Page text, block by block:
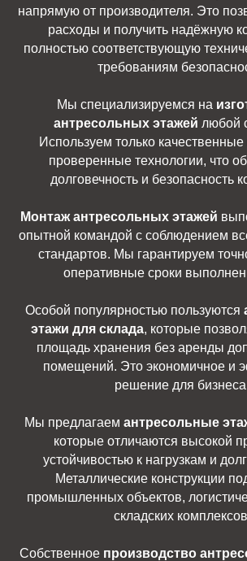
напрямую от производителя. Это
расходы и получить надёжную
полностью соответствующую
требованиям
Мы специализируемся на
антресольных этажей любой
Используем только
проверенные технологии, что
долговечность и безопасность
Монтаж антресольных этажей
опытной командой с соблюдением
стандартов. Мы гарантируем
оперативные сроки
Особой популярностью пользуются
этажи для склада, которые
площадь хранения без аренды
помещений. Это экономичное и
решение для
Мы предлагаем антресольные
которые отличаются высокой
устойчивостью к нагрузкам и
Металлические конструкции
промышленных объектов,
складских
Собственное производство